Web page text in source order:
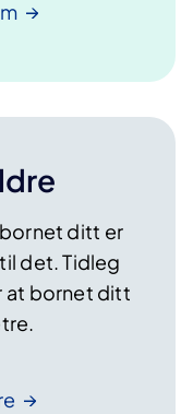
ditt er
det. Tidleg
at bornet ditt